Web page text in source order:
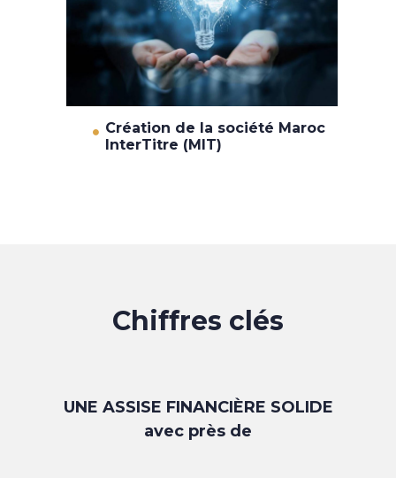
Création de la société Maroc
InterTitre (MIT)
Chiffres clés
UNE ASSISE FINANCIÈRE SOLIDE
avec près de